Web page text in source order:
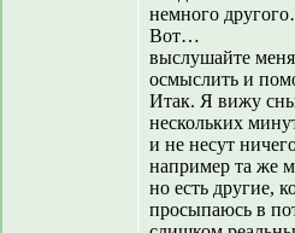
немного
Вот…
выслушайте
осмыслить и
Итак. Я вижу
нескольких
и не несут
например та же
но есть другие,
просыпаюсь в